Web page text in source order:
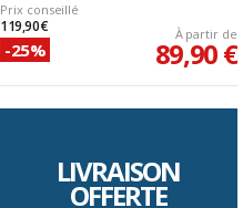
Prix conseillé
119,90 €
-25%
À partir de
89,90 €
LIVRAISON
OFFERTE